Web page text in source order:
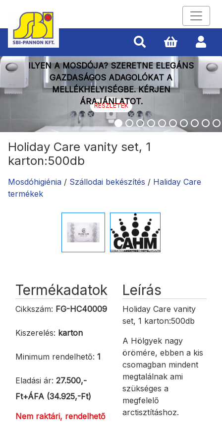
ILYEN A MOSDÓJA? SZERETNE ELEGÁNS
GAZDASÁGOS ADAGOLÓKAT A
MELLÉKHELYISÉGBE. KÉRJEN
ÁRAJÁNLATOT.
RÉSZLETEK
Holiday Care vanity set, 1
karton:500db
Mosdóhigiénia / Szállodai bekészítés / Haliday Care
termékek
Termékadatok
Cikkszám: FG-HC40009
Kiszerelés: karton
Minimum rendelhető: 1
Eladási ár: 27.500,-
Ft+ÁFA (34.925,-Ft)
Nem raktári, rendelhető
Leírás
Holiday Care vanity
set, 1 karton:500db
A Hölgyek nagy
örömére, ebben a kis
csomagban mindent
megtalálnak ami
szükséges a
megfelelő
arctisztításhoz.